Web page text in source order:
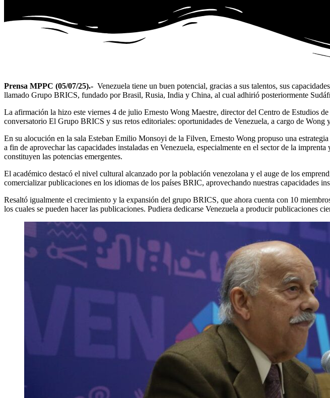
Prensa MPPC (05/07/25).- Venezuela tiene un buen potencial, gracias a sus talentos, sus
llamado Grupo BRICS, fundado por Brasil, Rusia, India y China, al cual adhirió posteriormente
La afirmación la hizo este viernes 4 de julio Ernesto Wong Maestre, director del Centro de Estudios
conversatorio El Grupo BRICS y sus retos editoriales: oportunidades de Venezuela, a cargo de
En su alocución en la sala Esteban Emilio Monsoyi de la Filven, Ernesto Wong propuso una
a fin de aprovechar las capacidades instaladas en Venezuela, especialmente en el sector de la
constituyen las potencias emergentes.
El académico destacó el nivel cultural alcanzado por la población venezolana y el auge de los
comercializar publicaciones en los idiomas de los países BRIC, aprovechando nuestras capacidades
Resaltó igualmente el crecimiento y la expansión del grupo BRICS, que ahora cuenta con 10
los cuales se pueden hacer las publicaciones. Pudiera dedicarse Venezuela a producir publicaciones